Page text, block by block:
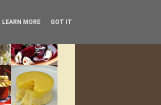
LEARN MORE GOT IT